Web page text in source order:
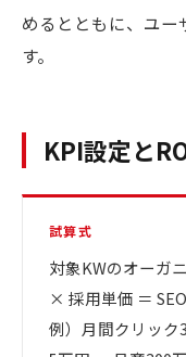
めるとともに、ユー
す。
KPI設定と
試算式
対象KWのオーガ
× 採用単価 ＝
例）月間クリッ